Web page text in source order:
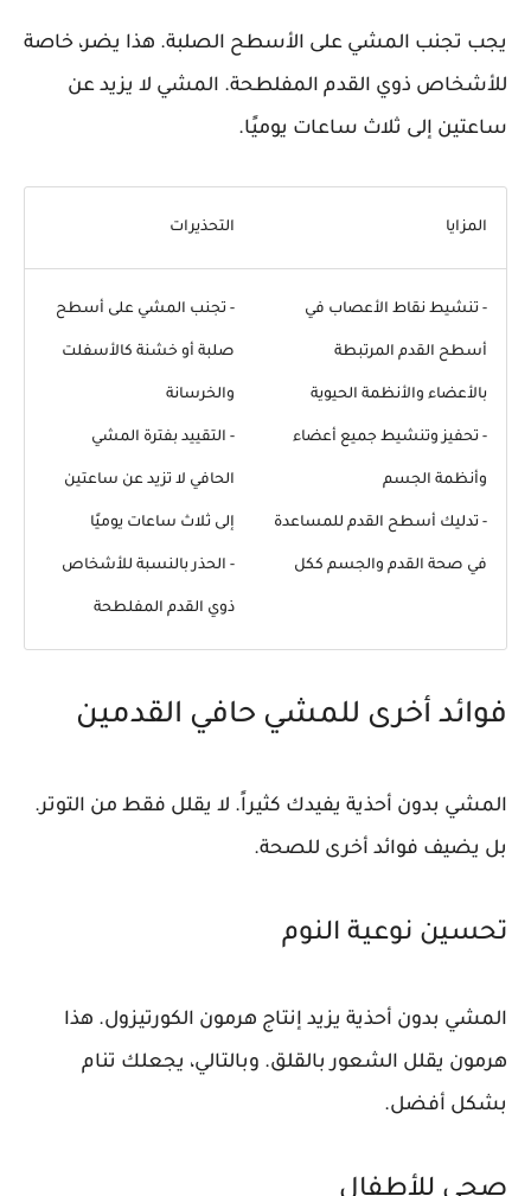
يجب تجنب المشي على الأسطح الصلبة. هذا يضر، خاصة
للأشخاص ذوي القدم المفلطحة. المشي لا يزيد عن
ساعتين إلى ثلاث ساعات يوميًا.
المزايا التحذيرات
- تنشيط نقاط الأعصاب في
أسطح القدم المرتبطة
بالأعضاء والأنظمة الحيوية
- تحفيز وتنشيط جميع أعضاء
وأنظمة الجسم
- تدليك أسطح القدم للمساعدة
في صحة القدم والجسم ككل
- تجنب المشي على أسطح
صلبة أو خشنة كالأسفلت
والخرسانة
- التقييد بفترة المشي
الحافي لا تزيد عن ساعتين
إلى ثلاث ساعات يوميًا
- الحذر بالنسبة للأشخاص
ذوي القدم المفلطحة
فوائد أخرى للمشي حافي القدمين
المشي بدون أحذية يفيدك كثيراً. لا يقلل فقط من التوتر.
بل يضيف فوائد أخرى للصحة.
تحسين نوعية النوم
المشي بدون أحذية يزيد إنتاج هرمون الكورتيزول. هذا
هرمون يقلل الشعور بالقلق. وبالتالي، يجعلك تنام
بشكل أفضل.